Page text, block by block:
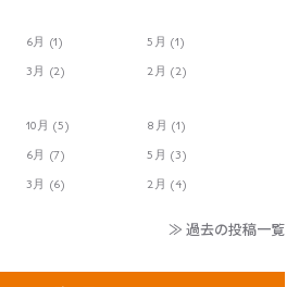
6月 (1)
5月 (1)
3月 (2)
2月 (2)
10月 (5)
8月 (1)
6月 (7)
5月 (3)
3月 (6) 2月 (4)
≫ 過去の投稿一覧